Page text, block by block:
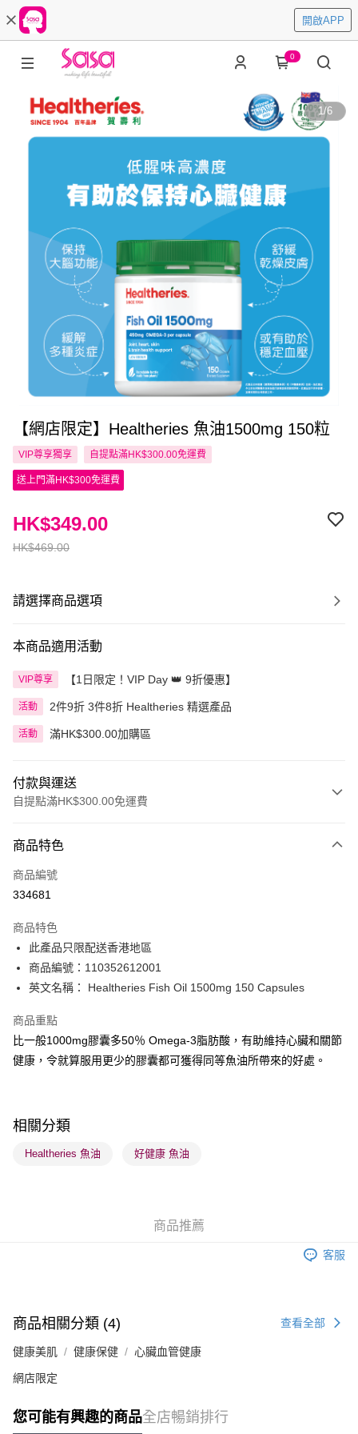
開啟APP
0
1/6
【網店限定】Healtheries 魚油1500mg 150粒
VIP尊享獨享 自提點滿HK$300.00免運費
送上門滿HK$300免運費
HK$469.00
HK$349.00
請選擇商品選項
本商品適用活動
VIP尊享 【1日限定！VIP Day 👑 9折優惠】
活動 2件9折 3件8折 Healtheries 精選產品
活動 滿HK$300.00加購區
付款與運送
自提點滿HK$300.00免運費
信用卡
Apple Pay
PayMe
WeChat Pay
送貨方式
順豐自助櫃 - 確認發貨後1-3個工作天送達
順豐站及營業點 - 確認發貨後1-3個工作天送達
商品特色
商品編號
334681
商品特色
此產品只限配送香港地區
商品編號：110352612001
英文名稱： Healtheries Fish Oil 1500mg 150 Capsules
商品重點
比一般1000mg膠囊多50％ Omega-3脂肪酸，有助維持心臟和關節
健康，令就算服用更少的膠囊都可獲得同等魚油所帶來的好處。
相關分類
Healtheries 魚油 好健康 魚油
商品推薦
客服
商品相關分類 (4) 查看全部
健康美肌 健康保健 心臟血管健康
網店限定
您可能有興趣的商品全店暢銷排行